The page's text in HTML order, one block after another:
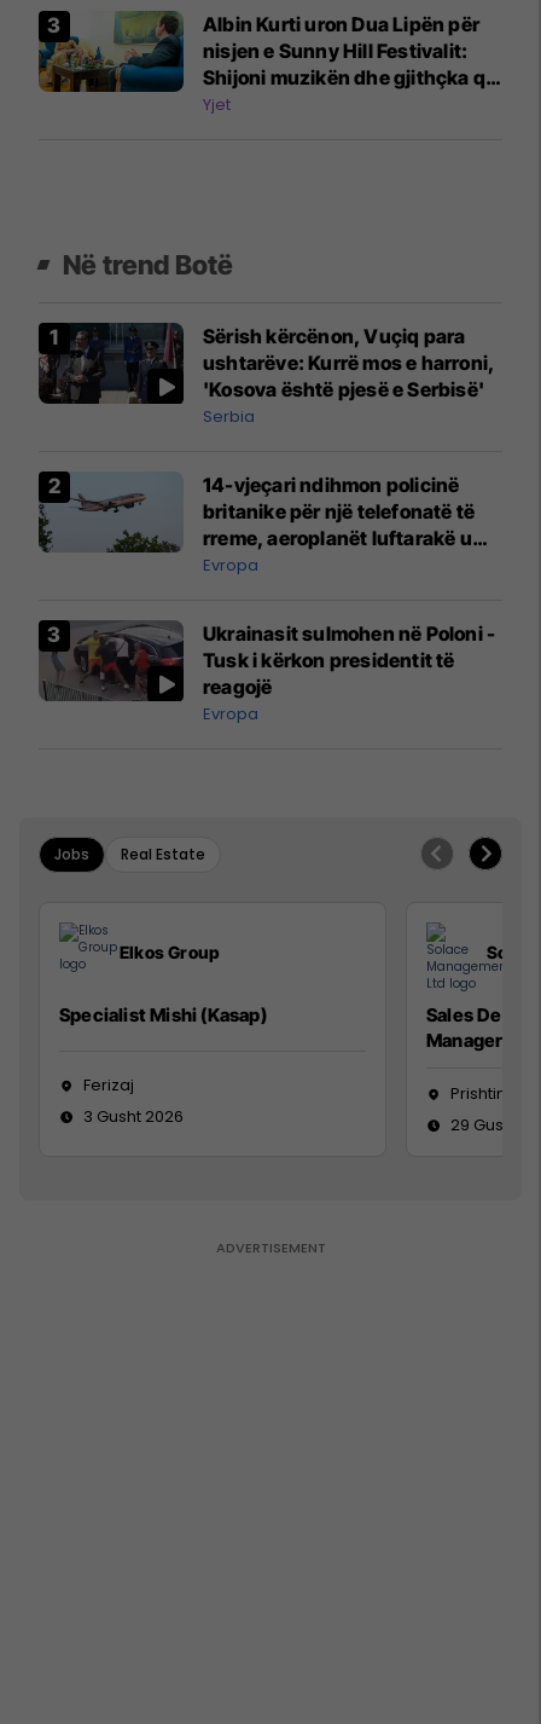
Albin Kurti uron Dua Lipën për
nisjen e Sunny Hill Festivalit:
Shijoni muzikën dhe gjithçka që
ofrojnë Prishtina e Kosova
Yjet
Në trend Botë
Sërish kërcënon, Vuçiq para
ushtarëve: Kurrë mos e harroni,
'Kosova është pjesë e Serbisë'
Serbia
14-vjeçari ndihmon policinë
britanike për një telefonatë të
rreme, aeroplanët luftarakë u
ngritën në ajër për të
Mançesterit
Evropa
Ukrainasit sulmohen në Poloni -
Tusk i kërkon presidentit të
reagojë
Evropa
Jobs Real Estate
Elkos Group
Specialist Mishi (Kasap)
Ferizaj
3 Gusht 2026
Sales
Manager
Prishtinë
29 Gusht